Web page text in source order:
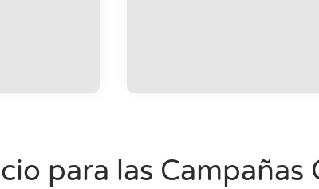
para las Campañas